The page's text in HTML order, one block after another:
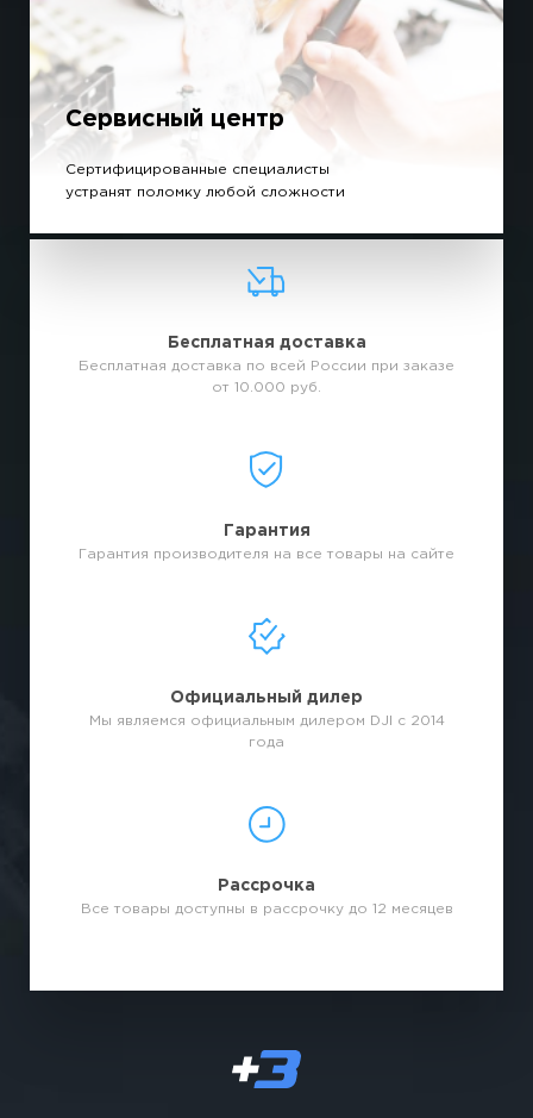
Сервисный центр
Сертифицированные специалисты
устранят поломку любой сложности
Бесплатная доставка
Бесплатная доставка по всей России при заказе
от 10.000 руб.
Гарантия
Гарантия производителя на все товары на сайте
Официальный дилер
Мы являемся официальным дилером DJI с 2014
года
Рассрочка
Все товары доступны в рассрочку до 12 месяцев